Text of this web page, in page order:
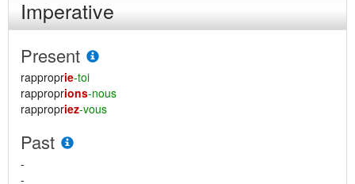
Imperative
Present
rapproprie-toi
rapproprions-nous
rappropriez-vous
Past
-
-